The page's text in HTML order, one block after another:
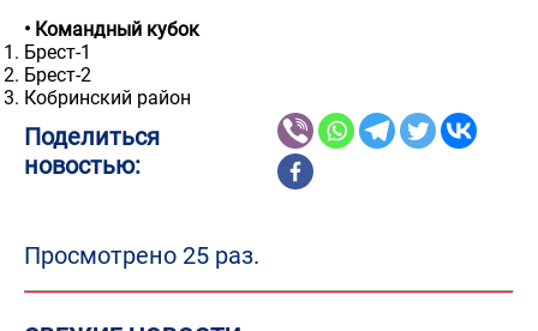
• Командный кубок
Брест-1
Брест-2
Кобринский район
Поделиться
новостью:
Просмотрено 25 раз.